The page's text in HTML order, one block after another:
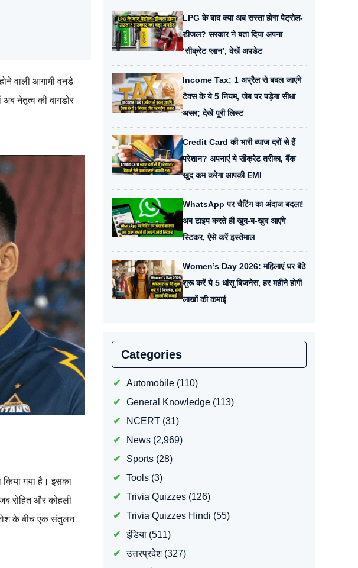
वाली आगामी वनडे
नेतृत्व की बागडोर
किया गया है। इसका
रोहित और कोहली
के बीच एक संतुलन
LPG के बाद क्या अब सस्ता होगा पेट्रोल-
डीजल? सरकार ने बता दिया अपना
‘सीक्रेट प्लान’, देखें अपडेट
Income Tax: 1 अप्रैल से बदल जाएंगे
टैक्स के ये 5 नियम, जेब पर पड़ेगा सीधा
असर; देखें पूरी लिस्ट
Credit Card की भारी ब्याज दरों से हैं
परेशान? अपनाएं ये सीक्रेट तरीका, बैंक
खुद कम करेगा आपकी EMI
WhatsApp पर चैटिंग का अंदाज बदला!
अब टाइप करते ही खुद-ब-खुद आएंगे
स्टिकर, ऐसे करें इस्तेमाल
Women’s Day 2026: महिलाएं घर बैठे
शुरू करें ये 5 धांसू बिजनेस, हर महीने होगी
लाखों की कमाई
Categories
Automobile(110)
General Knowledge(113)
NCERT(31)
News(2,969)
Sports(28)
Tools(3)
Trivia Quizzes(126)
Trivia Quizzes Hindi (55)
इंडिया(511)
उत्तरप्रदेश(327)